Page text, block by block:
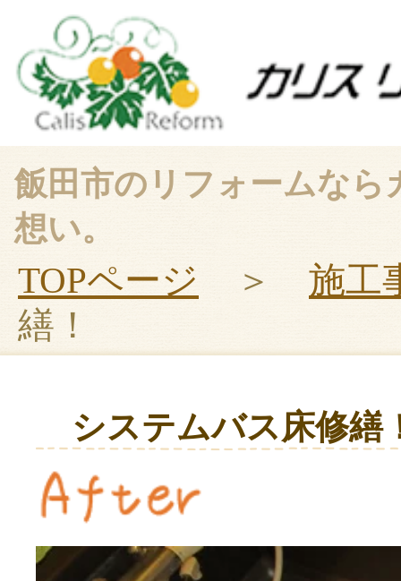
飯田市のリフォームな
想い。
TOPページ ＞ 施工
繕！
システムバス床修繕